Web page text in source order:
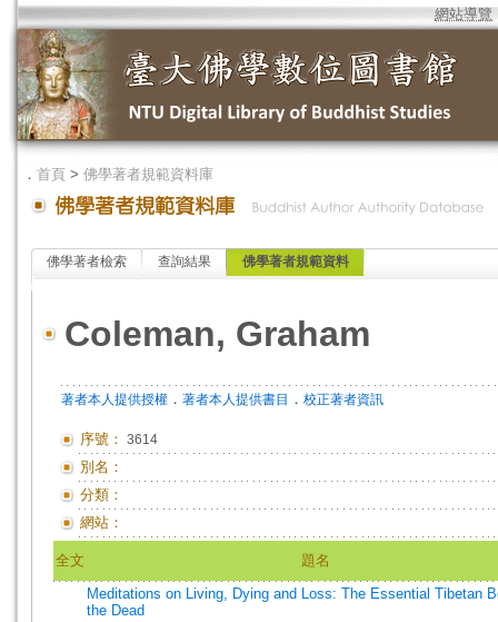
網站導覽
． 首頁 > 佛學著者規範資料庫
佛學著者檢索 查詢結果 佛學著者規範資料
Coleman, Graham
著者本人提供授權 ． 著者本人提供書目 ． 校正著者資訊
序號： 3614
別名：
分類：
網站：
全文
題名
Meditations on Living, Dying and Loss: The Essential Tibetan
the Dead